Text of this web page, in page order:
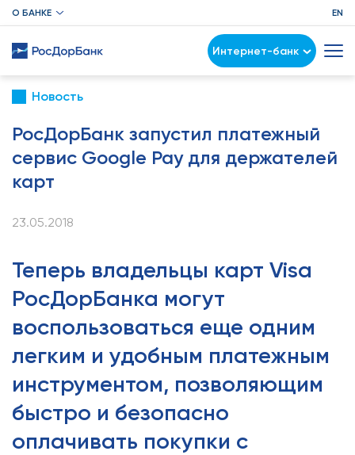
О БАНКЕ EN
Интернет-банк
Новость
РосДорБанк запустил платежный
сервис Google Pay для держателей
карт
23.05.2018
Теперь владельцы карт Visa
РосДорБанка могут
воспользоваться еще одним
легким и удобным платежным
инструментом, позволяющим
быстро и безопасно
оплачивать покупки с